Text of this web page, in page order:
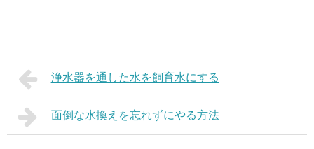
浄水器を通した水を飼育水にする
面倒な水換えを忘れずにやる方法